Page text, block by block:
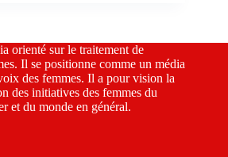
orienté sur le traitement de
Il se positionne comme un média
des femmes. Il a pour vision la
des initiatives des femmes du
et du monde en général.